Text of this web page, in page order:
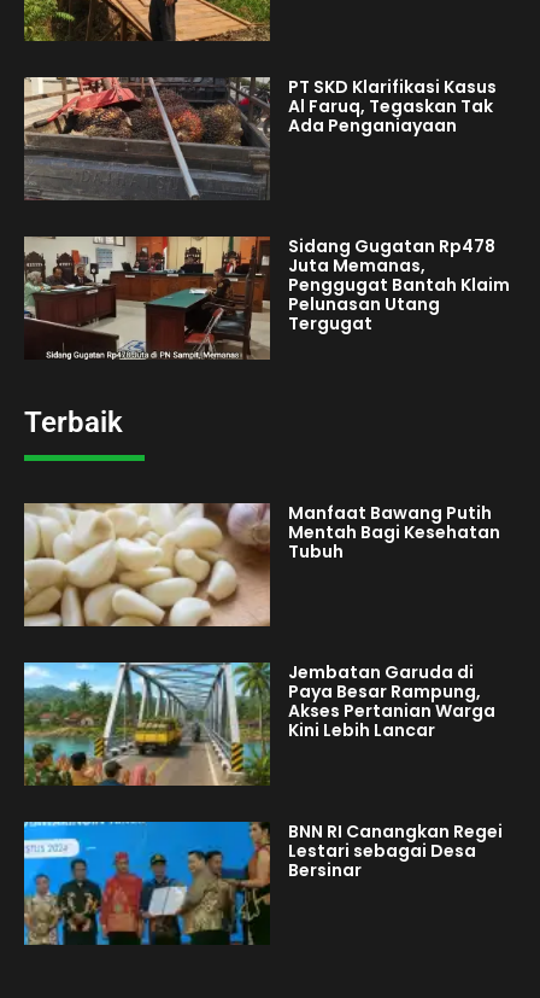
PT SKD Klarifikasi Kasus
Al Faruq, Tegaskan Tak
Ada Penganiayaan
Sidang Gugatan Rp478
Juta Memanas,
Penggugat Bantah Klaim
Pelunasan Utang
Tergugat
Terbaik
Manfaat Bawang Putih
Mentah Bagi Kesehatan
Tubuh
Jembatan Garuda di
Paya Besar Rampung,
Akses Pertanian Warga
Kini Lebih Lancar
BNN RI Canangkan Regei
Lestari sebagai Desa
Bersinar